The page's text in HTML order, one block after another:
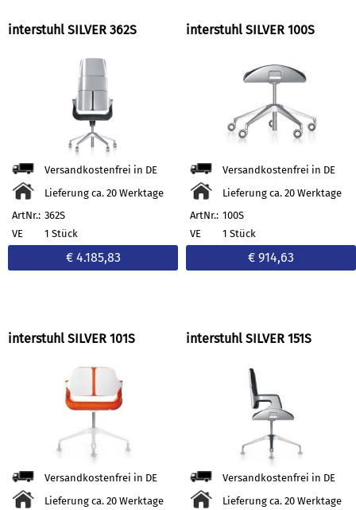
interstuhl SILVER 362S
Versandkostenfrei in DE
Lieferung ca. 20 Werktage
ArtNr.: 362S
VE
1 Stück
€ 4.185,83
interstuhl SILVER 100S
Versandkostenfrei in DE
Lieferung ca. 20 Werktage
ArtNr.: 100S
VE
1 Stück
€ 914,63
interstuhl SILVER 101S
Versandkostenfrei in DE
Lieferung ca. 20 Werktage
interstuhl SILVER 151S
Versandkostenfrei in DE
Lieferung ca. 20 Werktage